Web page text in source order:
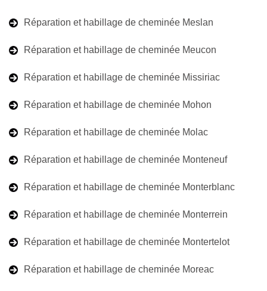
Réparation et habillage de cheminée Meslan
Réparation et habillage de cheminée Meucon
Réparation et habillage de cheminée Missiriac
Réparation et habillage de cheminée Mohon
Réparation et habillage de cheminée Molac
Réparation et habillage de cheminée Monteneuf
Réparation et habillage de cheminée Monterblanc
Réparation et habillage de cheminée Monterrein
Réparation et habillage de cheminée Montertelot
Réparation et habillage de cheminée Moreac